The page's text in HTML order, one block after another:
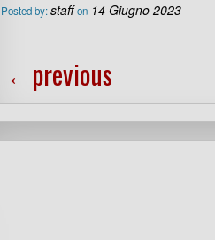
Posted by:staff on 14 Giugno 2023
←previous